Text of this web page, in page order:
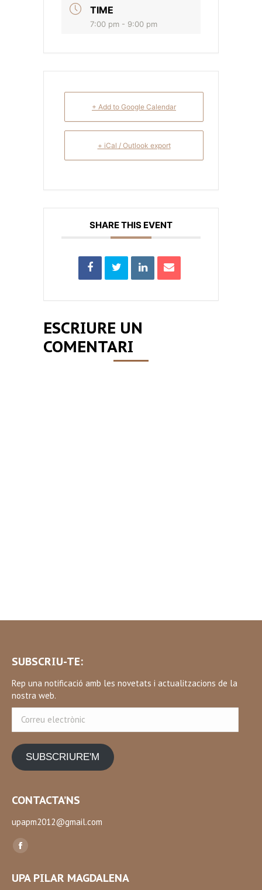
TIME
7:00 pm - 9:00 pm
+ Add to Google Calendar
+ iCal / Outlook export
SHARE THIS EVENT
ESCRIURE UN
COMENTARI
SUBSCRIU-TE:
Rep una notificació amb les novetats i actualitzacions de la
nostra web.
electrònic
SUBSCRIURE'M
CONTACTA’NS
upapm2012@gmail.com
Find us on:
Facebook
opens
UPA PILAR MAGDALENA